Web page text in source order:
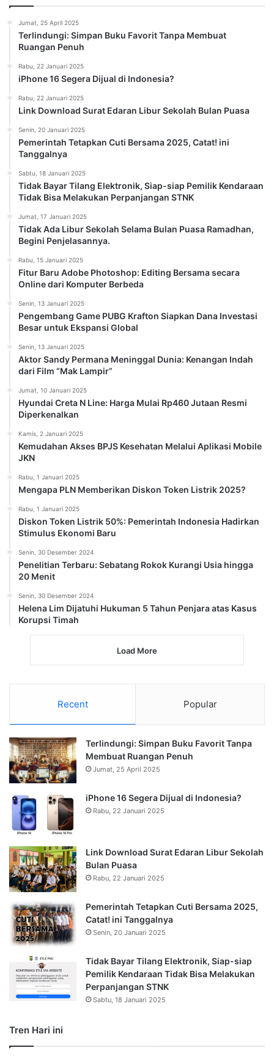
Jumat, 25 April 2025
Terlindungi: Simpan Buku Favorit Tanpa Membuat
Ruangan Penuh
Rabu, 22 Januari 2025
iPhone 16 Segera Dijual di Indonesia?
Rabu, 22 Januari 2025
Link Download Surat Edaran Libur Sekolah Bulan Puasa
Senin, 20 Januari 2025
Pemerintah Tetapkan Cuti Bersama 2025, Catat! ini
Tanggalnya
Sabtu, 18 Januari 2025
Tidak Bayar Tilang Elektronik, Siap-siap Pemilik Kendaraan
Tidak Bisa Melakukan Perpanjangan STNK
Jumat, 17 Januari 2025
Tidak Ada Libur Sekolah Selama Bulan Puasa Ramadhan,
Begini Penjelasannya.
Rabu, 15 Januari 2025
Fitur Baru Adobe Photoshop: Editing Bersama secara
Online dari Komputer Berbeda
Senin, 13 Januari 2025
Pengembang Game PUBG Krafton Siapkan Dana Investasi
Besar untuk Ekspansi Global
Senin, 13 Januari 2025
Aktor Sandy Permana Meninggal Dunia: Kenangan Indah
dari Film “Mak Lampir”
Jumat, 10 Januari 2025
Hyundai Creta N Line: Harga Mulai Rp460 Jutaan Resmi
Diperkenalkan
Kamis, 2 Januari 2025
Kemudahan Akses BPJS Kesehatan Melalui Aplikasi Mobile
JKN
Rabu, 1 Januari 2025
Mengapa PLN Memberikan Diskon Token Listrik 2025?
Rabu, 1 Januari 2025
Diskon Token Listrik 50%: Pemerintah Indonesia Hadirkan
Stimulus Ekonomi Baru
Senin, 30 Desember 2024
Penelitian Terbaru: Sebatang Rokok Kurangi Usia hingga
20 Menit
Senin, 30 Desember 2024
Helena Lim Dijatuhi Hukuman 5 Tahun Penjara atas Kasus
Korupsi Timah
Load More
Recent Popular
Terlindungi: Simpan Buku Favorit Tanpa
Membuat Ruangan Penuh
Jumat, 25 April 2025
iPhone 16 Segera Dijual di Indonesia?
Rabu, 22 Januari 2025
Link Download Surat Edaran Libur Sekolah
Bulan Puasa
Rabu, 22 Januari 2025
Pemerintah Tetapkan Cuti Bersama 2025,
Catat! ini Tanggalnya
Senin, 20 Januari 2025
Tidak Bayar Tilang Elektronik, Siap-siap
Pemilik Kendaraan Tidak Bisa Melakukan
Perpanjangan STNK
Sabtu, 18 Januari 2025
Tren Hari ini